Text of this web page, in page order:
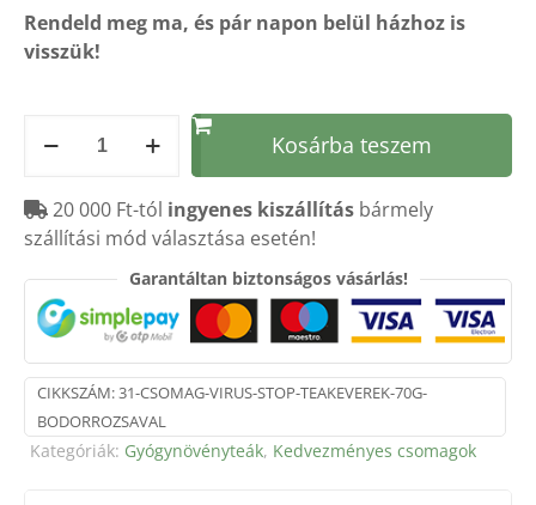
Rendeld meg ma, és pár napon belül házhoz is
visszük!
HERBAVÍR
kedvezménnyel
(4
Vírus
stop
70g)
mennyiség
Kosárba teszem
20 000 Ft-tól ingyenes kiszállítás bármely
szállítási mód választása esetén!
Garantáltan biztonságos vásárlás!
CIKKSZÁM:31-CSOMAG-VIRUS-STOP-TEAKEVEREK-70G-
BODORROZSAVAL
Kategóriák: Gyógynövényteák, Kedvezményes csomagok